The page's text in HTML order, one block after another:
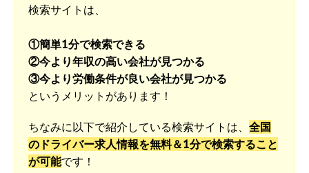
検索サイトは、
①簡単1分で検索できる
②今より年収の高い会社が見つかる
③今より労働条件が良い会社が見つかる
というメリットがあります！
ちなみに以下で紹介している検索サイトは、 全国
のドライバー求人情報を無料＆1分で検索すること
が可能です！